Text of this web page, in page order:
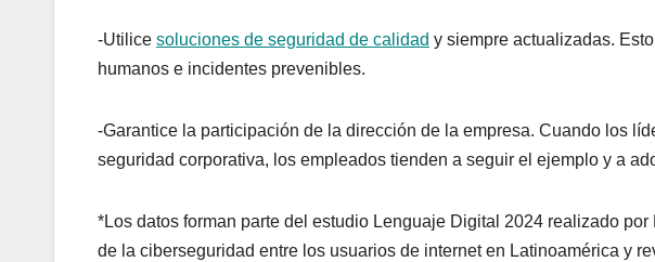
-Utilice soluciones de seguridad de calidad y siempre actualizadas.
humanos e incidentes prevenibles.
-Garantice la participación de la dirección de la empresa. Cuando los
seguridad corporativa, los empleados tienden a seguir el ejemplo y a
*Los datos forman parte del estudio Lenguaje Digital 2024 realizado
de la ciberseguridad entre los usuarios de internet en Latinoamérica y